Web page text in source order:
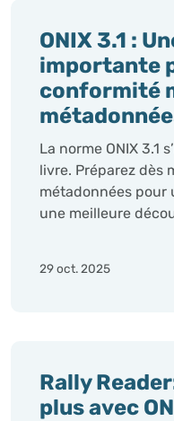
ONIX 3.1 :
importante
conformité
La norme ONIX 3.1
livre. Préparez dès
métadonnées pour
une meilleure
29 oct. 2025
Rally
plus avec